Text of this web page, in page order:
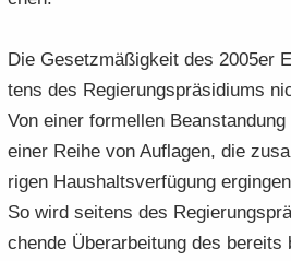
Die Ge­setz­mä­ßig­keit des 2005er
tens des Re­gie­rungs­prä­si­di­ums
Von einer for­mel­len
einer Reihe von Auf­la­gen, die
ri­gen Haus­halts­ver­fü­gung
So wird sei­tens des
chen­de Über­ar­bei­tung des